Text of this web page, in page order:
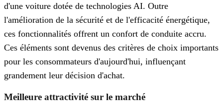
d'une voiture dotée de technologies AI. Outre
l'amélioration de la sécurité et de l'efficacité énergétique,
ces fonctionnalités offrent un confort de conduite accru.
Ces éléments sont devenus des critères de choix importants
pour les consommateurs d'aujourd'hui, influençant
grandement leur décision d'achat.
Meilleure attractivité sur le marché